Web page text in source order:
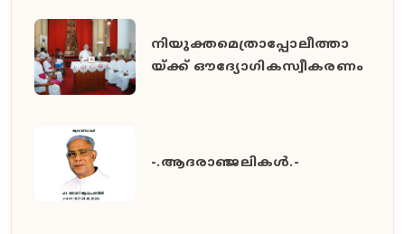
നിയുക്തമെത്രാപ്പോലീത്താ
യ്ക്ക് ഔദ്യോഗികസ്വീകരണം
-.ആദരാഞ്ജലികൾ.-